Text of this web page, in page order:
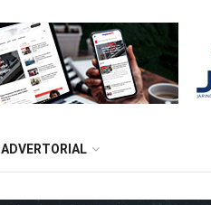
ADVERTORIAL